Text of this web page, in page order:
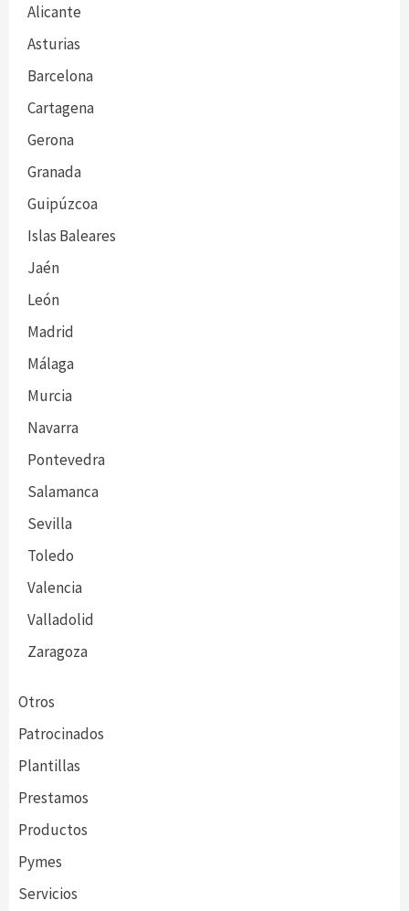
Alicante
Asturias
Barcelona
Cartagena
Gerona
Granada
Guipúzcoa
Islas Baleares
Jaén
León
Madrid
Málaga
Murcia
Navarra
Pontevedra
Salamanca
Sevilla
Toledo
Valencia
Valladolid
Zaragoza
Otros
Patrocinados
Plantillas
Prestamos
Productos
Pymes
Servicios